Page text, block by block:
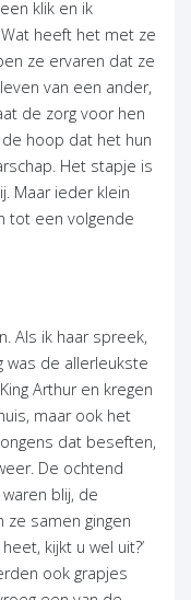
klik en ik
heeft het met ze
ze ervaren dat ze
van een ander,
de zorg voor hen
de hoop dat het hun
Het stapje is
Maar ieder klein
tot een volgende
Als ik haar spreek,
was de allerleukste
Arthur en kregen
maar ook het
dat beseften,
De ochtend
blij, de
ze samen gingen
kijkt u wel uit?’
ook grapjes